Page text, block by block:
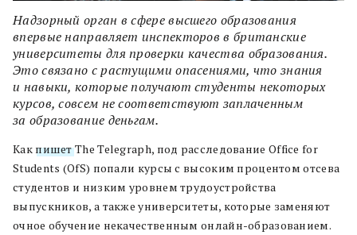
Надзорный орган в сфере высшего образования
впервые направляет инспекторов в британские
университеты для проверки качества образования.
Это связано с растущими опасениями, что знания
и навыки, которые получают студенты некоторых
курсов, совсем не соответствуют заплаченным
за образование деньгам.
Как пишетThe Telegraph, под расследование Office for
Students (OfS) попали курсы с высоким процентом отсева
студентов и низким уровнем трудоустройства
выпускников, а также университеты, которые заменяют
очное обучение некачественным онлайн-образованием.